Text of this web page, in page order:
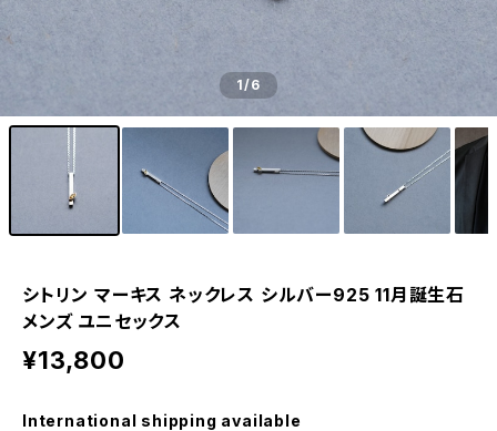
1/6
シトリン マーキス ネックレス シルバー925 11月誕生石
メンズ ユニセックス
¥13,800
International shipping available